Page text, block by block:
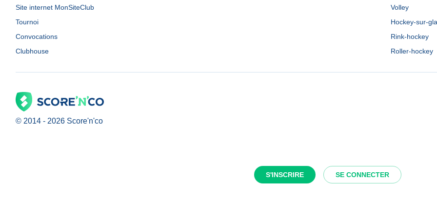
S'INSCRIRE SE CONNECTER
Site internet MonSiteClub
Tournoi
Convocations
Clubhouse
Volley
Hockey-sur-
Rink-hockey
Roller-hockey
© 2014 - 2026 Score'n'co